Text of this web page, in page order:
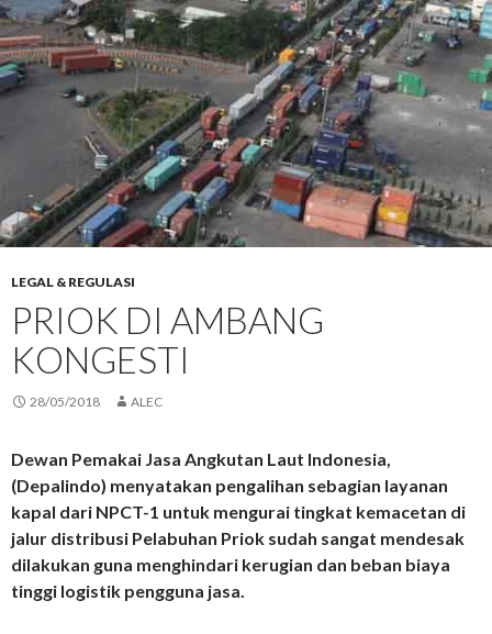
LEGAL & REGULASI
PRIOK DI AMBANG
KONGESTI
28/05/2018 ALEC
Dewan Pemakai Jasa Angkutan Laut Indonesia,
(Depalindo) menyatakan pengalihan sebagian layanan
kapal dari NPCT-1 untuk mengurai tingkat kemacetan di
jalur distribusi Pelabuhan Priok sudah sangat mendesak
dilakukan guna menghindari kerugian dan beban biaya
tinggi logistik pengguna jasa.